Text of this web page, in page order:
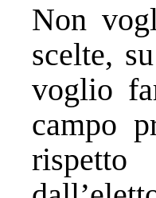
Non
scelte,
voglio
campo